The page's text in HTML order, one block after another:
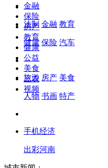
法制 金融 教育
健康 保险 汽车
旅游 房产 美食
人物 书画 特产
手机经济
出彩河南
金融
保险
房产
教育
健康
公益
美食
三农
视频